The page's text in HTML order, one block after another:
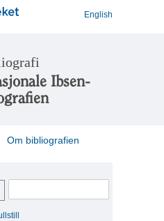
English
Ibsen-
Om bibliografien